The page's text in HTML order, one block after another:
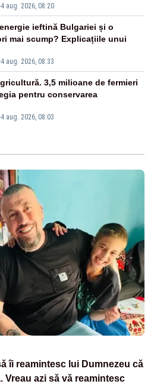
4 aug. 2026, 08:20
4 aug. 2026, 08:33
ieftină Bulgariei și o
mai scump? Explicațiile unui
4 aug. 2026, 08:03
3,5 milioane de fermieri
pentru conservarea
îi reamintesc lui Dumnezeu cǎ
Vreau azi sǎ vǎ reamintesc